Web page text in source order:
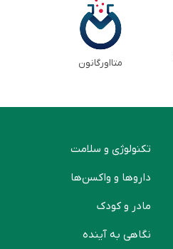
متااورگانون
تکنولوژی و سلامت
دارو‌ها و واکسن‌ها
مادر و کودک
نگاهی به آینده